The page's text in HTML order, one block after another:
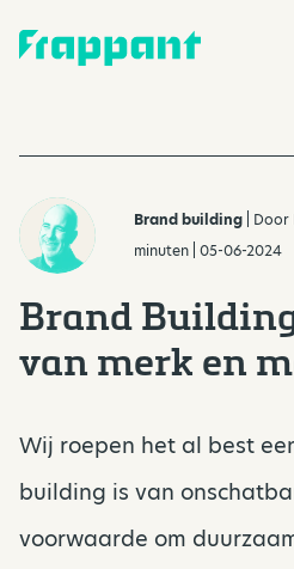
Brand building | Door
minuten | 05-06-2024
Brand
van merk en
Wij roepen het al best
building is van
voorwaarde om